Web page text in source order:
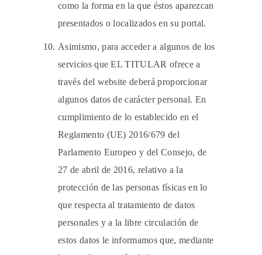
como la forma en la que éstos aparezcan
presentados o localizados en su portal.
Asimismo, para acceder a algunos de los
servicios que EL TITULAR ofrece a
través del website deberá proporcionar
algunos datos de carácter personal. En
cumplimiento de lo establecido en el
Reglamento (UE) 2016/679 del
Parlamento Europeo y del Consejo, de
27 de abril de 2016, relativo a la
protección de las personas físicas en lo
que respecta al tratamiento de datos
personales y a la libre circulación de
estos datos le informamos que, mediante